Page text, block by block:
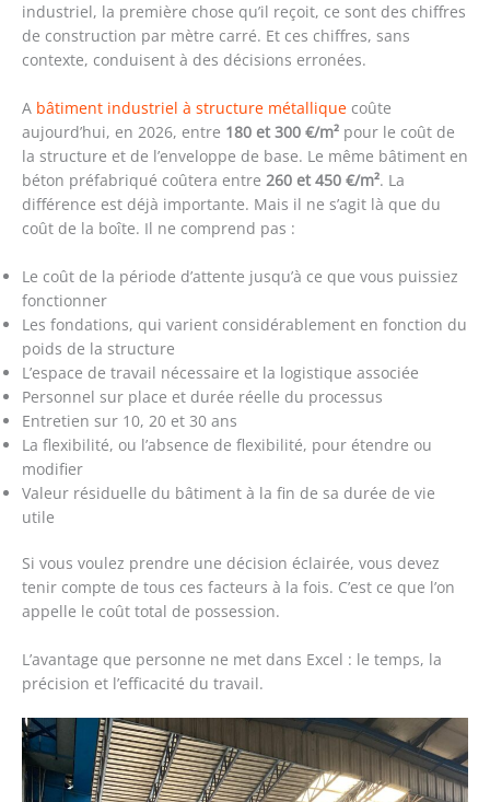
industriel, la première chose qu’il reçoit, ce sont des chiffres
de construction par mètre carré. Et ces chiffres, sans
contexte, conduisent à des décisions erronées.
A bâtiment industriel à structure métallique coûte
aujourd’hui, en 2026, entre 180 et 300 €/m² pour le coût de
la structure et de l’enveloppe de base. Le même bâtiment en
béton préfabriqué coûtera entre 260 et 450 €/m². La
différence est déjà importante. Mais il ne s’agit là que du
coût de la boîte. Il ne comprend pas :
Le coût de la période d’attente jusqu’à ce que vous puissiez
fonctionner
Les fondations, qui varient considérablement en fonction du
poids de la structure
L’espace de travail nécessaire et la logistique associée
Personnel sur place et durée réelle du processus
Entretien sur 10, 20 et 30 ans
La flexibilité, ou l’absence de flexibilité, pour étendre ou
modifier
Valeur résiduelle du bâtiment à la fin de sa durée de vie
utile
Si vous voulez prendre une décision éclairée, vous devez
tenir compte de tous ces facteurs à la fois. C’est ce que l’on
appelle le coût total de possession.
L’avantage que personne ne met dans Excel : le temps, la
précision et l’efficacité du travail.